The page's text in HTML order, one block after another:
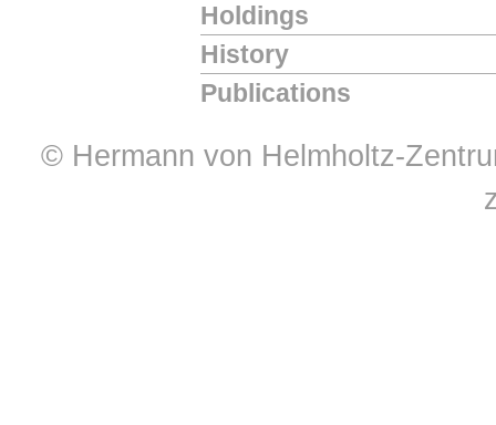
Holdings
History
Publications
© Hermann von Helmholtz-